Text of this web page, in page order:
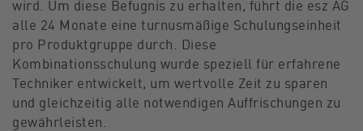
wird. Um diese Befugnis zu erhalten, führt die esz AG
alle 24 Monate eine turnusmäßige Schulungseinheit
pro Produktgruppe durch. Diese
Kombinationsschulung wurde speziell für erfahrene
Techniker entwickelt, um wertvolle Zeit zu sparen
und gleichzeitig alle notwendigen Auffrischungen zu
gewährleisten.